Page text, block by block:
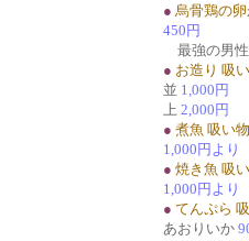
● 烏骨鶏の
450円
最強の男
● お造り 吸
並 1,000円
上 2,000円
● 煮魚 吸い
1,000円より
● 焼き魚 吸
1,000円より
● てんぷら
あおりいか